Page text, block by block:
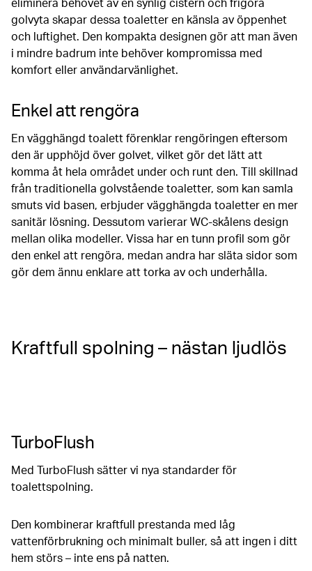
golvyta skapar dessa toaletter en känsla av öppenhet
och luftighet. Den kompakta designen gör att man även
i mindre badrum inte behöver kompromissa med
komfort eller användarvänlighet.
Enkel att rengöra
En vägghängd toalett förenklar rengöringen eftersom
den är upphöjd över golvet, vilket gör det lätt att
komma åt hela området under och runt den. Till skillnad
från traditionella golvstående toaletter, som kan samla
smuts vid basen, erbjuder vägghängda toaletter en mer
sanitär lösning. Dessutom varierar WC-skålens design
mellan olika modeller. Vissa har en tunn profil som gör
den enkel att rengöra, medan andra har släta sidor som
gör dem ännu enklare att torka av och underhålla.
Kraftfull spolning – nästan ljudlös
TurboFlush
Med TurboFlush sätter vi nya standarder för
toalettspolning.
Den kombinerar kraftfull prestanda med låg
vattenförbrukning och minimalt buller, så att ingen i ditt
hem störs – inte ens på natten.